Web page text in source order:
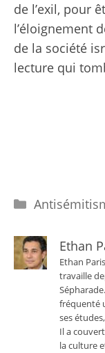
de l’exil, pour
l’éloignement
de la société
lecture qui
Catégories
Ethan
Ethan
travaille
fréquenté
ses
Il a
la culture